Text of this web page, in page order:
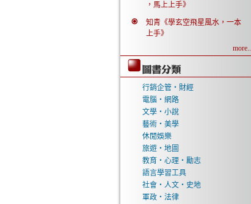
，馬上上手》
知青《學玄空飛星風水，一本
上手》
more..
行銷企管‧財經
電腦‧網路
文學‧小說
藝術‧美學
休閒娛樂
旅遊‧地圖
教育‧心理‧勵志
語言學習工具
社會‧人文‧史地
軍政‧法律